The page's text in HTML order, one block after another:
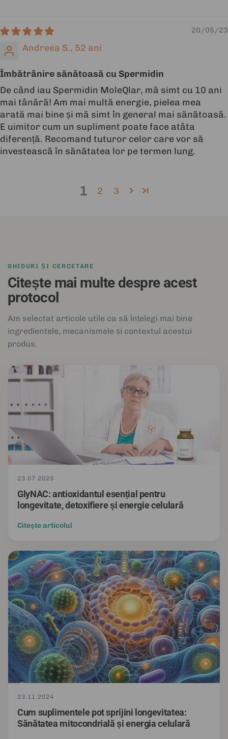
20/05/23
Andreea S., 52 ani
Îmbătrânire sănătoasă cu Spermidin
De când iau Spermidin MoleQlar, mă simt cu 10 ani
mai tânără! Am mai multă energie, pielea mea
arată mai bine și mă simt în general mai sănătoasă.
E uimitor cum un supliment poate face atâta
diferență. Recomand tuturor celor care vor să
investească în sănătatea lor pe termen lung.
1 2 3
GHIDURI ȘI CERCETARE
Citește mai multe despre acest
protocol
Am selectat articole utile ca să înțelegi mai bine
ingredientele, mecanismele și contextul acestui
produs.
23.07.2025
GlyNAC: antioxidantul esențial pentru
longevitate, detoxifiere și energie celulară
Citește articolul
23.11.2024
Cum suplimentele pot sprijini longevitatea:
Sănătatea mitocondrială și energia celulară